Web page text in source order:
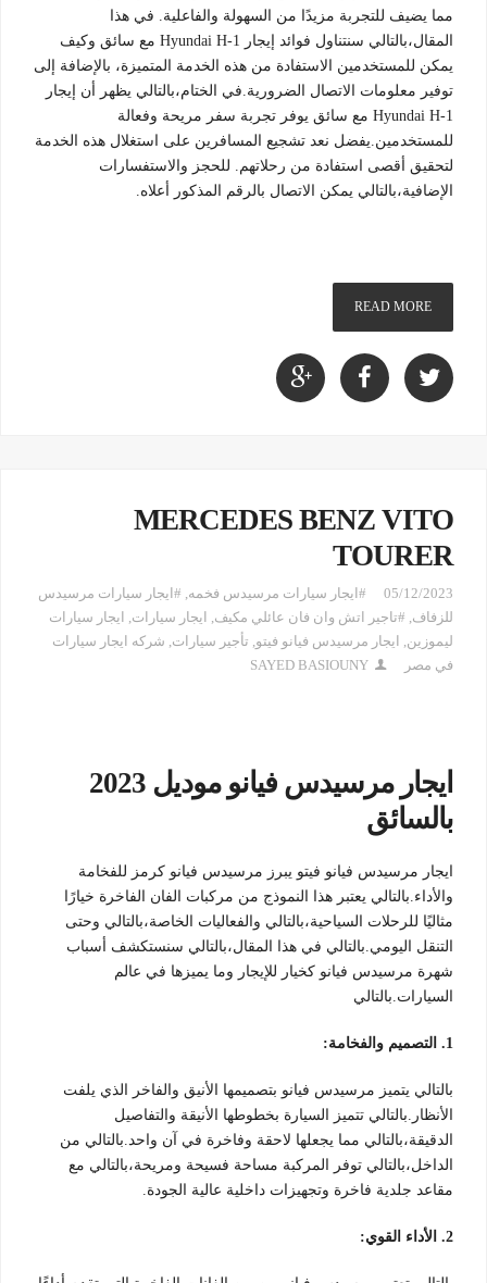
مما يضيف للتجربة مزيدًا من السهولة والفاعلية. في هذا
المقال،بالتالي سنتناول فوائد إيجار Hyundai H-1 مع سائق وكيف
يمكن للمستخدمين الاستفادة من هذه الخدمة المتميزة، بالإضافة إلى
توفير معلومات الاتصال الضرورية.في الختام،بالتالي يظهر أن إيجار
Hyundai H-1 مع سائق يوفر تجربة سفر مريحة وفعالة
للمستخدمين.يفضل نعد تشجيع المسافرين على استغلال هذه الخدمة
لتحقيق أقصى استفادة من رحلاتهم. للحجز والاستفسارات
الإضافية،بالتالي يمكن الاتصال بالرقم المذكور أعلاه.
READ MORE
MERCEDES BENZ VITO
TOURER
05/12/2023 #ايجار سيارات مرسيدس فخمه, #ايجار سيارات مرسيدس
للزفاف, #تاجير اتش وان فان عائلي مكيف, ايجار سيارات, ايجار سيارات
ليموزين, ايجار مرسيدس فيانو فيتو, تأجير سيارات, شركه ايجار سيارات
في مصر
SAYED BASIOUNY
ايجار مرسيدس فيانو موديل 2023
بالسائق
ايجار مرسيدس فيانو فيتو يبرز مرسيدس فيانو كرمز للفخامة
والأداء.بالتالي يعتبر هذا النموذج من مركبات الفان الفاخرة خيارًا
مثاليًا للرحلات السياحية،بالتالي والفعاليات الخاصة،بالتالي وحتى
التنقل اليومي.بالتالي في هذا المقال،بالتالي سنستكشف أسباب
شهرة مرسيدس فيانو كخيار للإيجار وما يميزها في عالم
السيارات.بالتالي
1. التصميم والفخامة:
بالتالي يتميز مرسيدس فيانو بتصميمها الأنيق والفاخر الذي يلفت
الأنظار.بالتالي تتميز السيارة بخطوطها الأنيقة والتفاصيل
الدقيقة،بالتالي مما يجعلها لاحقة وفاخرة في آن واحد.بالتالي من
الداخل،بالتالي توفر المركبة مساحة فسيحة ومريحة،بالتالي مع
مقاعد جلدية فاخرة وتجهيزات داخلية عالية الجودة.
2. الأداء القوي: